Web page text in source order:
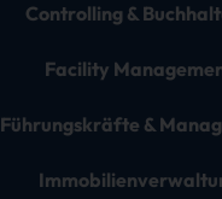
Controlling &
Facility
Führungskräfte &